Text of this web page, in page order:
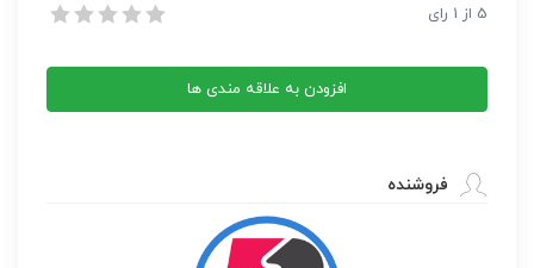
سال
02
دانلود مجله بوردا سال 2025 ماه 02
5 از 1 رای
افزودن به علاقه مندی ها
فروشنده